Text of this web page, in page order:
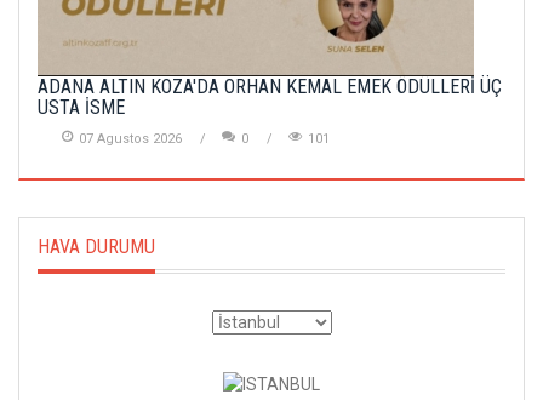
ADANA ALTIN KOZA'DA ORHAN KEMAL EMEK ÖDÜLLERİ ÜÇ
USTA İSME
07 Agustos 2026 0 101
HAVA DURUMU